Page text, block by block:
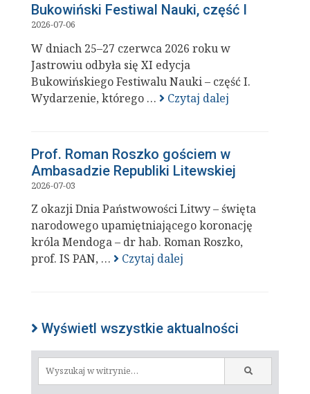
Bukowiński Festiwal Nauki, część I
2026-07-06
W dniach 25–27 czerwca 2026 roku w
Jastrowiu odbyła się XI edycja
Bukowińskiego Festiwalu Nauki – część I.
Wydarzenie, którego …
Czytaj dalej
Prof. Roman Roszko gościem w
Ambasadzie Republiki Litewskiej
2026-07-03
Z okazji Dnia Państwowości Litwy – święta
narodowego upamiętniającego koronację
króla Mendoga – dr hab. Roman Roszko,
prof. IS PAN, …
Czytaj dalej
Wyświetl wszystkie aktualności